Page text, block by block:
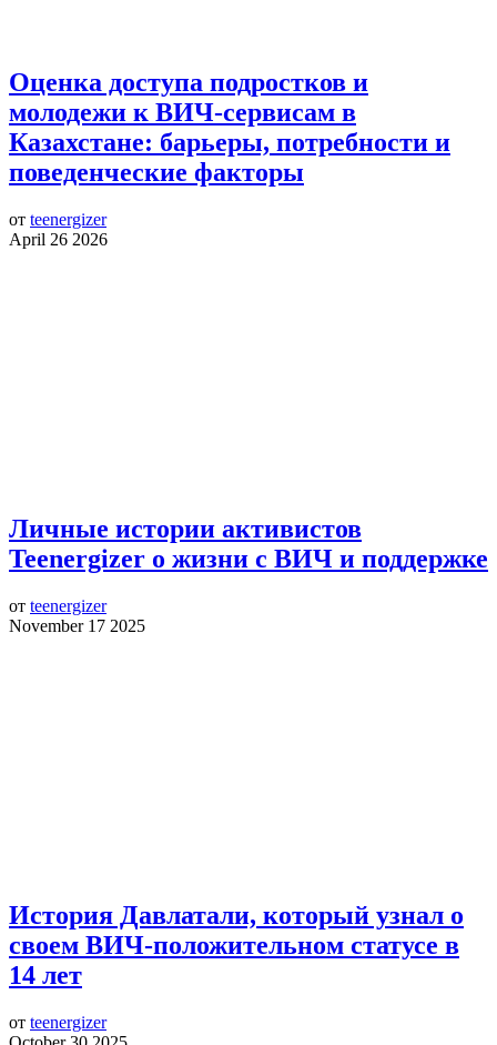
Оценка доступа подростков и
молодежи к ВИЧ-сервисам в
Казахстане: барьеры, потребности и
поведенческие факторы
от teenergizer
April 26 2026
Личные истории активистов
Teenergizer о жизни с ВИЧ и поддержке
от teenergizer
November 17 2025
История Давлатали, который узнал о
своем ВИЧ-положительном статусе в
14 лет
от teenergizer